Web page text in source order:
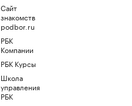
Сайт
знакомств
podbor.ru
РБК
Компании
РБК Курсы
Школа
управления
РБК